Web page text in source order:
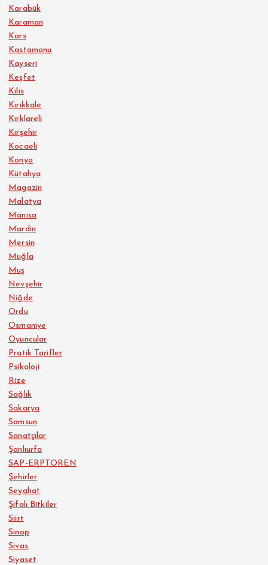
Karabük
Karaman
Kars
Kastamonu
Kayseri
Keşfet
Kilis
Kırıkkale
Kırklareli
Kırşehir
Kocaeli
Konya
Kütahya
Magazin
Malatya
Manisa
Mardin
Mersin
Muğla
Muş
Nevşehir
Niğde
Ordu
Osmaniye
Oyuncular
Pratik Tarifler
Psikoloji
Rize
Sağlık
Sakarya
Samsun
Sanatçılar
Şanlıurfa
SAP-ERPTOREN
Şehirler
Seyahat
Şifalı Bitkiler
Siirt
Sinop
Sivas
Siyaset